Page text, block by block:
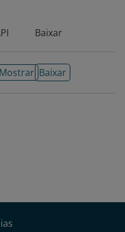
· Infraestrutura digital ·
Luxemburgo
México
Baixar
Mostrar Baixar